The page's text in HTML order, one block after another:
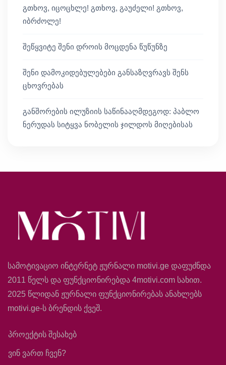
გთხოვ, იცოცხლე! გთხოვ, გაუძელი! გთხოვ,
იბრძოლე!
შეწყვიტე შენი დროის მოცდენა წუწუნზე
შენი დამოკიდებულებები განსაზღვრავს შენს
ცხოვრებას
განშორების ილუზიის საწინააღმდეგოდ: პაბლო
ნერუდას სიტყვა ნობელის ჯილდოს მიღებისას
სამოტივაციო ინტერნეტ ჟურნალი motivi.ge დაფუძნდა
2011 წელს და ფუნქციონირებდა 4motivi.com სახით.
2025 წლიდან ჟურნალი ფუნქციონირებას ანახლებს
motivi.ge-ს ბრენდის ქვეშ.
პროექტის შესახებ
ვინ ვართ ჩვენ?